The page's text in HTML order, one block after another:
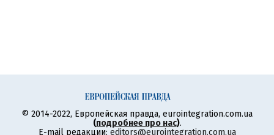
© 2014-2022, Европейская правда, eurointegration.com.ua
(подробнее про нас).
E-mail редакции: editors@eurointegration.com.ua